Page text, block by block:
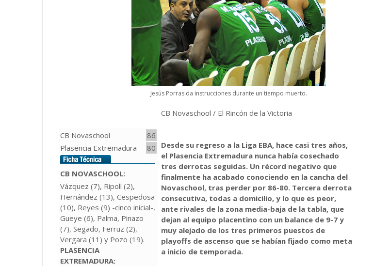
Jesús Porras da instrucciones durante un tiempo muerto.
CB Novaschool
86
Plasencia Extremadura
80
CB NOVASCHOOL:
Vázquez (7), Ripoll (2),
Hernández (13), Cespedosa
(10), Reyes (9) -cinco inicial-,
Gueye (6), Palma, Pinazo
(7), Segado, Ferruz (2),
Vergara (11) y Pozo (19).
PLASENCIA
EXTREMADURA:
CB Novaschool / El Rincón de la Victoria
Desde su regreso a la Liga EBA, hace casi tres años,
el Plasencia Extremadura nunca había cosechado
tres derrotas seguidas. Un récord negativo que
finalmente ha acabado conociendo en la cancha del
Novaschool, tras perder por 86-80. Tercera derrota
consecutiva, todas a domicilio, y lo que es peor,
ante rivales de la zona media-baja de la tabla, que
dejan al equipo placentino con un balance de 9-7 y
muy alejado de los tres primeros puestos de
playoffs de ascenso que se habían fijado como meta
a inicio de temporada.